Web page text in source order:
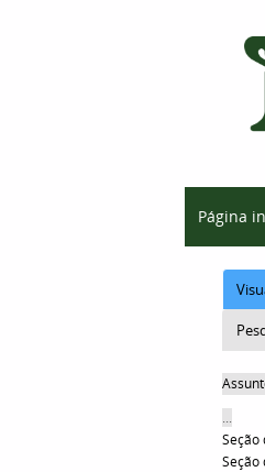
Página
...
Seção
Seção